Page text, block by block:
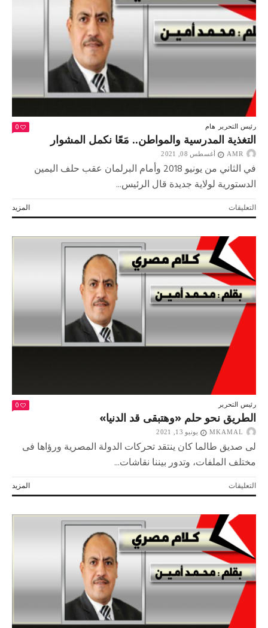
رئيس التحرير هام 0
التغذية المدرسية والمواطن.. مَعًا نكمل المشوار
AMR أغسطس 08, 2021
في الثاني من يونيو 2018 وأمام البرلمان عقب حلف اليمين
الدستورية لولاية جديدة قال الرئيس...
المزيد التعليقاتعلى
التغذية
والمواطن..
مَعًا
نكمل
المشوار
مغلقة
رئيس التحرير 0
الطريق نحو حلم «وهتبقى قد الدنيا»
MKAMAL يونيو 13, 2021
لى صديق طالما كان ينتقد تحركات الدولة المصرية ورؤاها فى
مختلف الملفات، وتدور بيننا نقاشات...
المزيد التعليقاتعلى
الطريق
حلم
«وهتبقى
قد
الدنيا»
مغلقة